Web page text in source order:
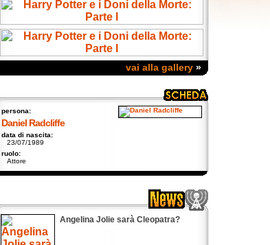
vai alla gallery »
persona:
Daniel Radcliffe
data di nascita:
23/07/1989
ruolo:
Attore
Angelina Jolie sarà Cleopatra?